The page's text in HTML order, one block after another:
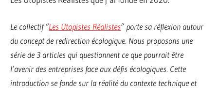
Le collectif “Les Utopistes Réalistes” porte sa réflexion autour
du concept de redirection écologique. Nous proposons une
série de 3 articles qui questionnent ce que pourrait être
l’avenir des entreprises face aux défis écologiques. Cette
introduction se fonde sur la réalité du contexte technique et